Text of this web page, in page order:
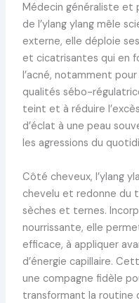
Médecin généraliste et
de l’ylang ylang mêle
externe, elle déploie
et cicatrisantes qui en
l’acné, notamment
qualités sébo-
teint et à réduire
d’éclat à une peau
les agressions du
Côté cheveux, l’ylang
chevelu et redonne du
sèches et ternes.
nourrissante, elle
efficace, à appliquer
d’énergie capillaire.
une compagne fidèle
transformant la routine